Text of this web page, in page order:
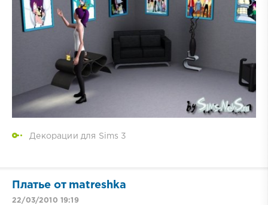
Декорации для Sims 3
Платье от matreshka
22/03/2010 19:19